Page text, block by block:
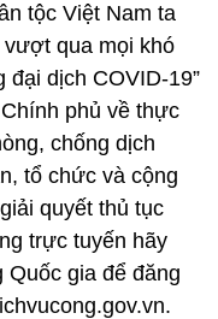
tộc Việt Nam ta
vượt qua mọi khó
đại dịch COVID-19”
phủ về thực
chống dịch
tổ chức và cộng
quyết thủ tục
trực tuyến hãy
Quốc gia để đăng